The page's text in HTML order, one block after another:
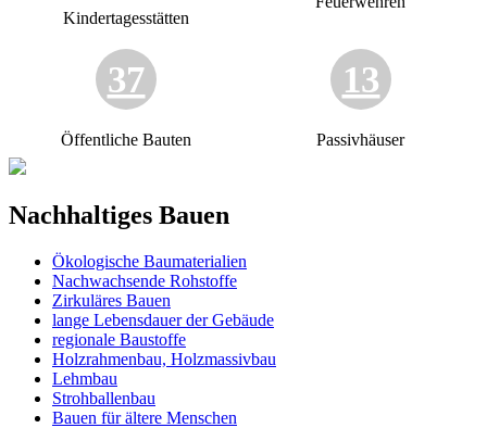
Kindertagesstätten
37
Öffentliche Bauten
13
Passivhäuser
Nachhaltiges Bauen
Ökologische Baumaterialien
Nachwachsende Rohstoffe
Zirkuläres Bauen
lange Lebensdauer der Gebäude
regionale Baustoffe
Holzrahmenbau, Holzmassivbau
Lehmbau
Strohballenbau
Bauen für ältere Menschen